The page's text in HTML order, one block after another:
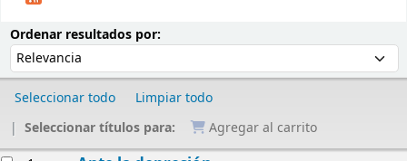
Ordenar resultados por:
Seleccionar todo
Limpiar todo
Seleccionar títulos para:
Agregar al carrito